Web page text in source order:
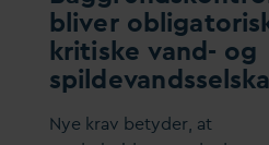
bliver
kritiskevand- og
spildev
Nye krav betyder, at